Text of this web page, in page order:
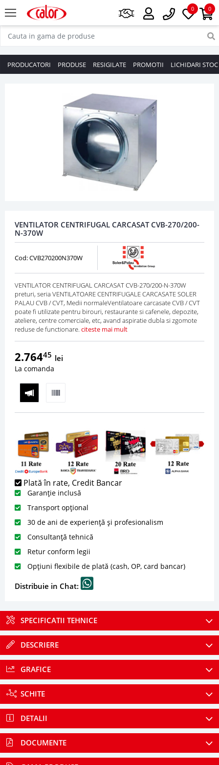
0
0
PRODUCATORI PRODUSE RESIGILATE PROMOTII LICHIDARI STOC
VENTILATOR CENTRIFUGAL CARCASAT CVB-270/200-
N-370W
Cod: CVB270200N370W
VENTILATOR CENTRIFUGAL CARCASAT CVB-270/200-N-370W
preturi, seria VENTILATOARE CENTRIFUGALE CARCASATE SOLER
PALAU CVB / CVT, Medii normaleVentilatoare carcasate CVB / CVT
poate fi utilizate pentru birouri, restaurante si cafenele, depozite,
ateliere, centre comerciale, etc, avand aspiratie dubla si zgomote
reduse de functionare. citeste mai mult
2.76445 lei
La comanda
Plată în rate, Credit Bancar
Garanție inclusă
Transport opțional
30 de ani de experiență și profesionalism
Consultanță tehnică
Retur conform legii
Opțiuni flexibile de plată (cash, OP, card bancar)
Distribuie in Chat:
SPECIFICATII TEHNICE
DESCRIERE
GRAFICE
SCHITE
DETALII
DOCUMENTE